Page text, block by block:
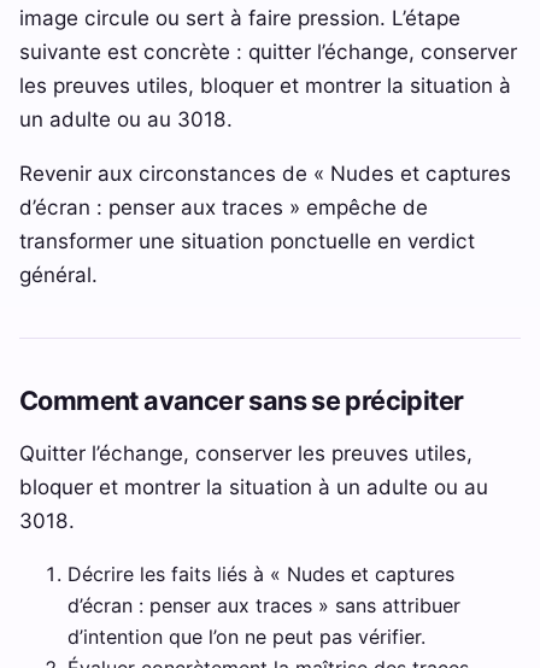
image circule ou sert à faire pression. L’étape
suivante est concrète : quitter l’échange, conserver
les preuves utiles, bloquer et montrer la situation à
un adulte ou au 3018.
Revenir aux circonstances de « Nudes et captures
d’écran : penser aux traces » empêche de
transformer une situation ponctuelle en verdict
général.
Comment avancer sans se précipiter
Quitter l’échange, conserver les preuves utiles,
bloquer et montrer la situation à un adulte ou au
3018.
Décrire les faits liés à « Nudes et captures
d’écran : penser aux traces » sans attribuer
d’intention que l’on ne peut pas vérifier.